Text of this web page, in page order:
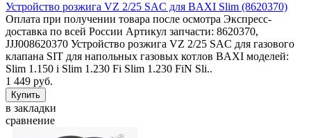
Устройство розжига VZ 2/25 SAC для BAXI Slim (8620370)
Оплата при получении товара после осмотра Экспресс-
доставка по всей России Артикул запчасти: 8620370,
JJJ008620370 Устройство розжига VZ 2/25 SAC для газового
клапана SIT для напольных газовых котлов BAXI моделей:
Slim 1.150 i Slim 1.230 Fi Slim 1.230 FiN Sli..
1 449 руб.
в закладки
сравнение